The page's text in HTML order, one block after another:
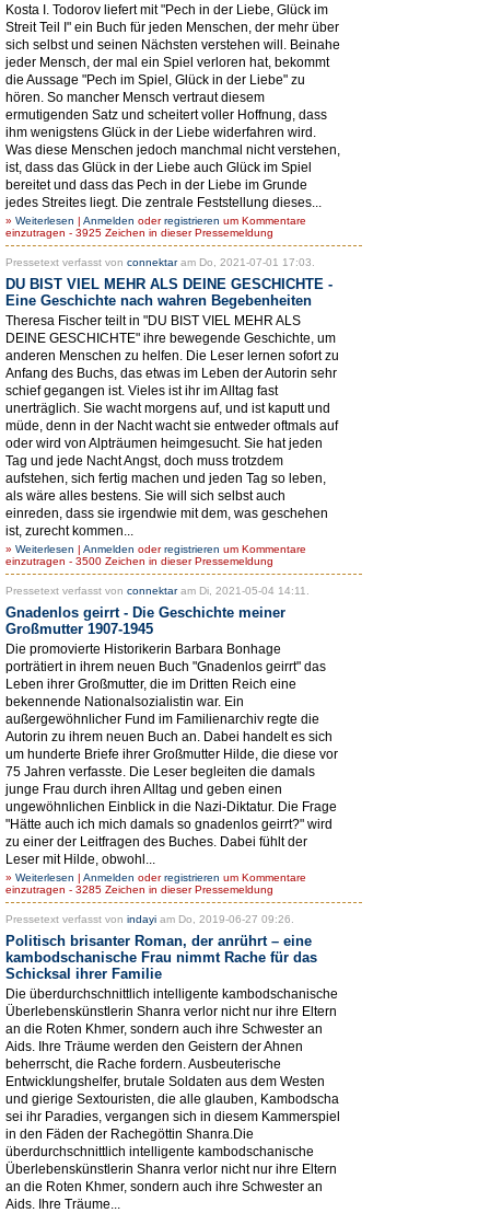
Kosta I. Todorov liefert mit "Pech in der Liebe, Glück im
Streit Teil I" ein Buch für jeden Menschen, der mehr über
sich selbst und seinen Nächsten verstehen will. Beinahe
jeder Mensch, der mal ein Spiel verloren hat, bekommt
die Aussage "Pech im Spiel, Glück in der Liebe" zu
hören. So mancher Mensch vertraut diesem
ermutigenden Satz und scheitert voller Hoffnung, dass
ihm wenigstens Glück in der Liebe widerfahren wird.
Was diese Menschen jedoch manchmal nicht verstehen,
ist, dass das Glück in der Liebe auch Glück im Spiel
bereitet und dass das Pech in der Liebe im Grunde
jedes Streites liegt. Die zentrale Feststellung dieses...
» Weiterlesen | Anmelden oderregistrieren um Kommentare
einzutragen - 3925 Zeichen in dieser Pressemeldung
Pressetext verfasst von connektaram Do, 2021-07-01 17:03.
DU BIST VIEL MEHR ALS DEINE GESCHICHTE -
Eine Geschichte nach wahren Begebenheiten
Theresa Fischer teilt in "DU BIST VIEL MEHR ALS
DEINE GESCHICHTE" ihre bewegende Geschichte, um
anderen Menschen zu helfen. Die Leser lernen sofort zu
Anfang des Buchs, das etwas im Leben der Autorin sehr
schief gegangen ist. Vieles ist ihr im Alltag fast
unerträglich. Sie wacht morgens auf, und ist kaputt und
müde, denn in der Nacht wacht sie entweder oftmals auf
oder wird von Alpträumen heimgesucht. Sie hat jeden
Tag und jede Nacht Angst, doch muss trotzdem
aufstehen, sich fertig machen und jeden Tag so leben,
als wäre alles bestens. Sie will sich selbst auch
einreden, dass sie irgendwie mit dem, was geschehen
ist, zurecht kommen...
» Weiterlesen | Anmelden oderregistrieren um Kommentare
einzutragen - 3500 Zeichen in dieser Pressemeldung
Pressetext verfasst von connektaram Di, 2021-05-04 14:11.
Gnadenlos geirrt - Die Geschichte meiner
Großmutter 1907-1945
Die promovierte Historikerin Barbara Bonhage
porträtiert in ihrem neuen Buch "Gnadenlos geirrt" das
Leben ihrer Großmutter, die im Dritten Reich eine
bekennende Nationalsozialistin war. Ein
außergewöhnlicher Fund im Familienarchiv regte die
Autorin zu ihrem neuen Buch an. Dabei handelt es sich
um hunderte Briefe ihrer Großmutter Hilde, die diese vor
75 Jahren verfasste. Die Leser begleiten die damals
junge Frau durch ihren Alltag und geben einen
ungewöhnlichen Einblick in die Nazi-Diktatur. Die Frage
"Hätte auch ich mich damals so gnadenlos geirrt?" wird
zu einer der Leitfragen des Buches. Dabei fühlt der
Leser mit Hilde, obwohl...
» Weiterlesen | Anmelden oderregistrieren um Kommentare
einzutragen - 3285 Zeichen in dieser Pressemeldung
Pressetext verfasst von indayi am Do, 2019-06-27 09:26.
Politisch brisanter Roman, der anrührt – eine
kambodschanische Frau nimmt Rache für das
Schicksal ihrer Familie
Die überdurchschnittlich intelligente kambodschanische
Überlebenskünstlerin Shanra verlor nicht nur ihre Eltern
an die Roten Khmer, sondern auch ihre Schwester an
Aids. Ihre Träume werden den Geistern der Ahnen
beherrscht, die Rache fordern. Ausbeuterische
Entwicklungshelfer, brutale Soldaten aus dem Westen
und gierige Sextouristen, die alle glauben, Kambodscha
sei ihr Paradies, vergangen sich in diesem Kammerspiel
in den Fäden der Rachegöttin Shanra.Die
überdurchschnittlich intelligente kambodschanische
Überlebenskünstlerin Shanra verlor nicht nur ihre Eltern
an die Roten Khmer, sondern auch ihre Schwester an
Aids. Ihre Träume...